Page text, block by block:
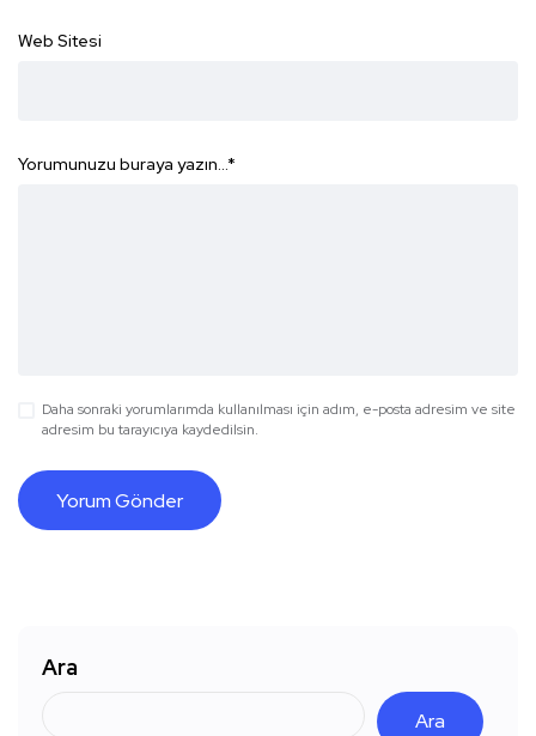
Web Sitesi
Yorumunuzu buraya yazın...*
Daha sonraki yorumlarımda kullanılması için adım, e-posta adresim ve site
adresim bu tarayıcıya kaydedilsin.
Ara
Ara